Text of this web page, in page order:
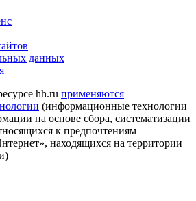
данных
hh.ru применяются
(информационные технологии
на основе сбора, систематизации
к предпочтениям
находящихся на территории